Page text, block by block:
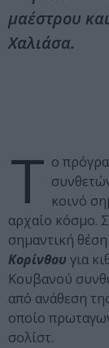
μαέστρου
Χαλιάσα.
Τ ο
κοινό
αρχαίο κόσμο.
σημαντική
Κορίνθου για
Κουβανού
από ανάθεση
οποίο
σολίστ.